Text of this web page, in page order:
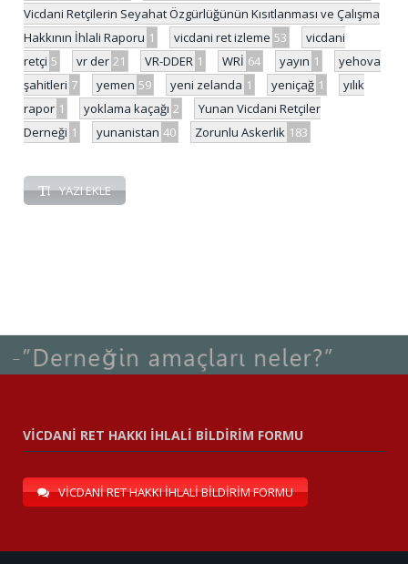
Vicdani Retçilerin Seyahat Özgürlüğünün Kısıtlanması ve Çalışma
Hakkının İhlali Raporu 1 vicdani ret izleme 53
vicdani
retçi 5 vr der 21 VR-DDER 1 WRİ 64 yayın 1
yehova
şahitleri 7 yemen 59 yeni zelanda 1 yeniçağ 1
yılık
rapor 1 yoklama kaçağı 2
Yunan Vicdani Retçiler
Derneği 1 yunanistan 40 Zorunlu Askerlik 183
YAZI EKLE
VİCDANİ RET HAKKI İHLALİ BİLDİRİM FORMU
VİCDANİ RET HAKKI İHLALİ BİLDİRİM FORMU